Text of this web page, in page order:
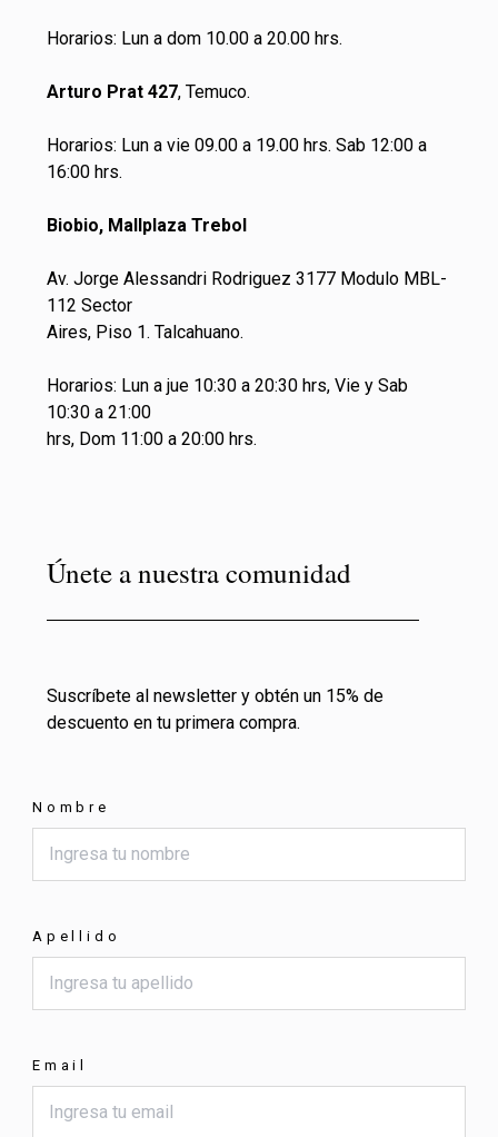
Horarios: Lun a dom 10.00 a 20.00 hrs.
Arturo Prat 427, Temuco.
Horarios: Lun a vie 09.00 a 19.00 hrs. Sab 12:00 a
16:00 hrs.
Biobio, Mallplaza Trebol
Av. Jorge Alessandri Rodriguez 3177 Modulo MBL-
112 Sector
Aires, Piso 1. Talcahuano.
Horarios: Lun a jue 10:30 a 20:30 hrs, Vie y Sab
10:30 a 21:00
hrs, Dom 11:00 a 20:00 hrs.
Únete a nuestra comunidad
Suscríbete al newsletter y obtén un 15% de
descuento en tu primera compra.
Nombre
Apellido
Email